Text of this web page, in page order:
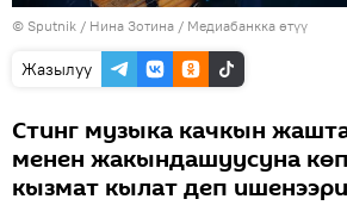
© Sputnik / Нина Зотина / Медиабанкка өтүү
Жазылуу
Стинг музыка качкын
менен жакындашуусуна
кызмат кылат деп